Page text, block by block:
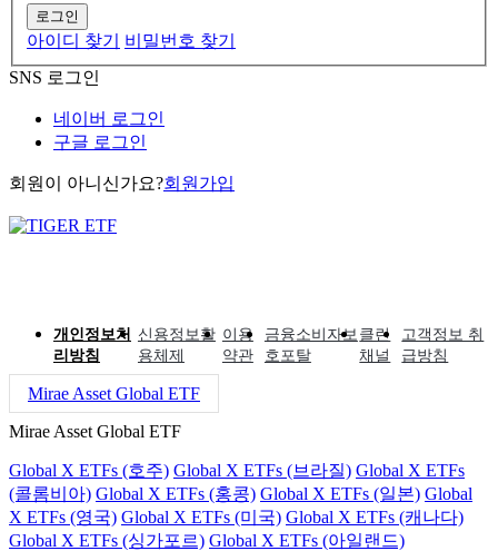
로그인
아이디 찾기
비밀번호 찾기
SNS 로그인
네이버 로그인
구글 로그인
회원이 아니신가요?회원가입
개인정보처
리방침
신용정보활
용체제
이용
약관
금융소비자보
호포탈
클린
채널
고객정보 취
급방침
Mirae Asset Global ETF
Mirae Asset Global ETF
Global X ETFs (호주) Global X ETFs (브라질) Global X ETFs
(콜롬비아) Global X ETFs (홍콩) Global X ETFs (일본) Global
X ETFs (영국) Global X ETFs (미국) Global X ETFs (캐나다)
Global X ETFs (싱가포르) Global X ETFs (아일랜드)